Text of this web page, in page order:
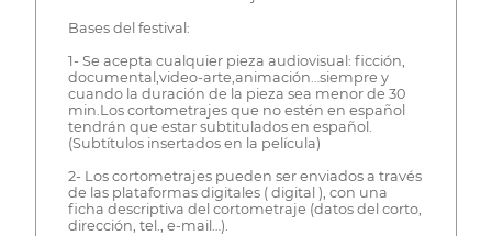
Bases del festival:
1- Se acepta cualquier pieza audiovisual: ficción,
documental,video-arte,animación…siempre y
cuando la duración de la pieza sea menor de 30
min.Los cortometrajes que no estén en español
tendrán que estar subtitulados en español.
(Subtítulos insertados en la película)
2- Los cortometrajes pueden ser enviados a través
de las plataformas digitales ( digital ), con una
ficha descriptiva del cortometraje (datos del corto,
dirección, tel., e-mail…).